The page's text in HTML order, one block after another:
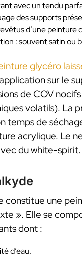
avec un tendu
des supports
d’une peinture
: souvent satin ou
glycéro
sur le
de COV
volatils). La
temps de
acrylique. Le
du white-spirit.
constitue une
». Elle se
dont :
d’eau.